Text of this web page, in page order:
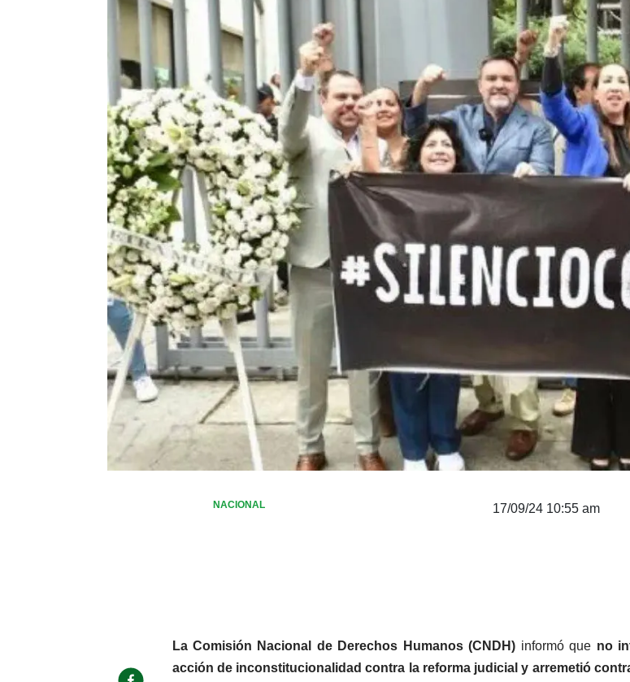
NACIONAL 17/09/24 10:55 am
La Comisión Nacional de Derechos Humanos (CNDH) informó que no
acción de inconstitucionalidad contra la reforma judicial y arremetió